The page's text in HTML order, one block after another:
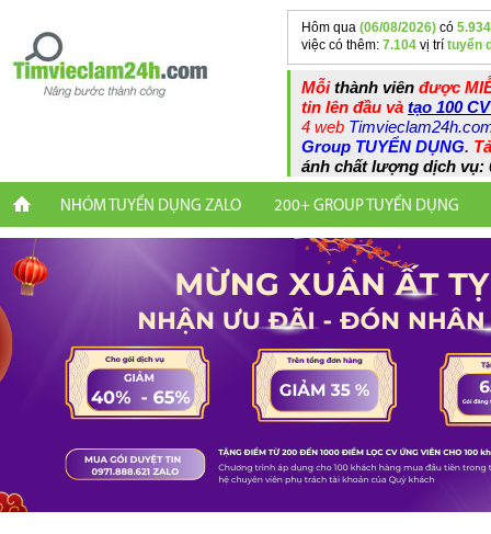
Hôm qua (06/08/2026) có 5.934
việc có thêm: 7.104 vị trí tuyển
Mỗithành viên được
tin lên đầu và tạo 100
4 web
Group TUYỂN DỤNG.
ánh chất lượng dịch vụ:
NHÓM TUYỂN DỤNG ZALO 200+ GROUP TUYỂN DỤNG